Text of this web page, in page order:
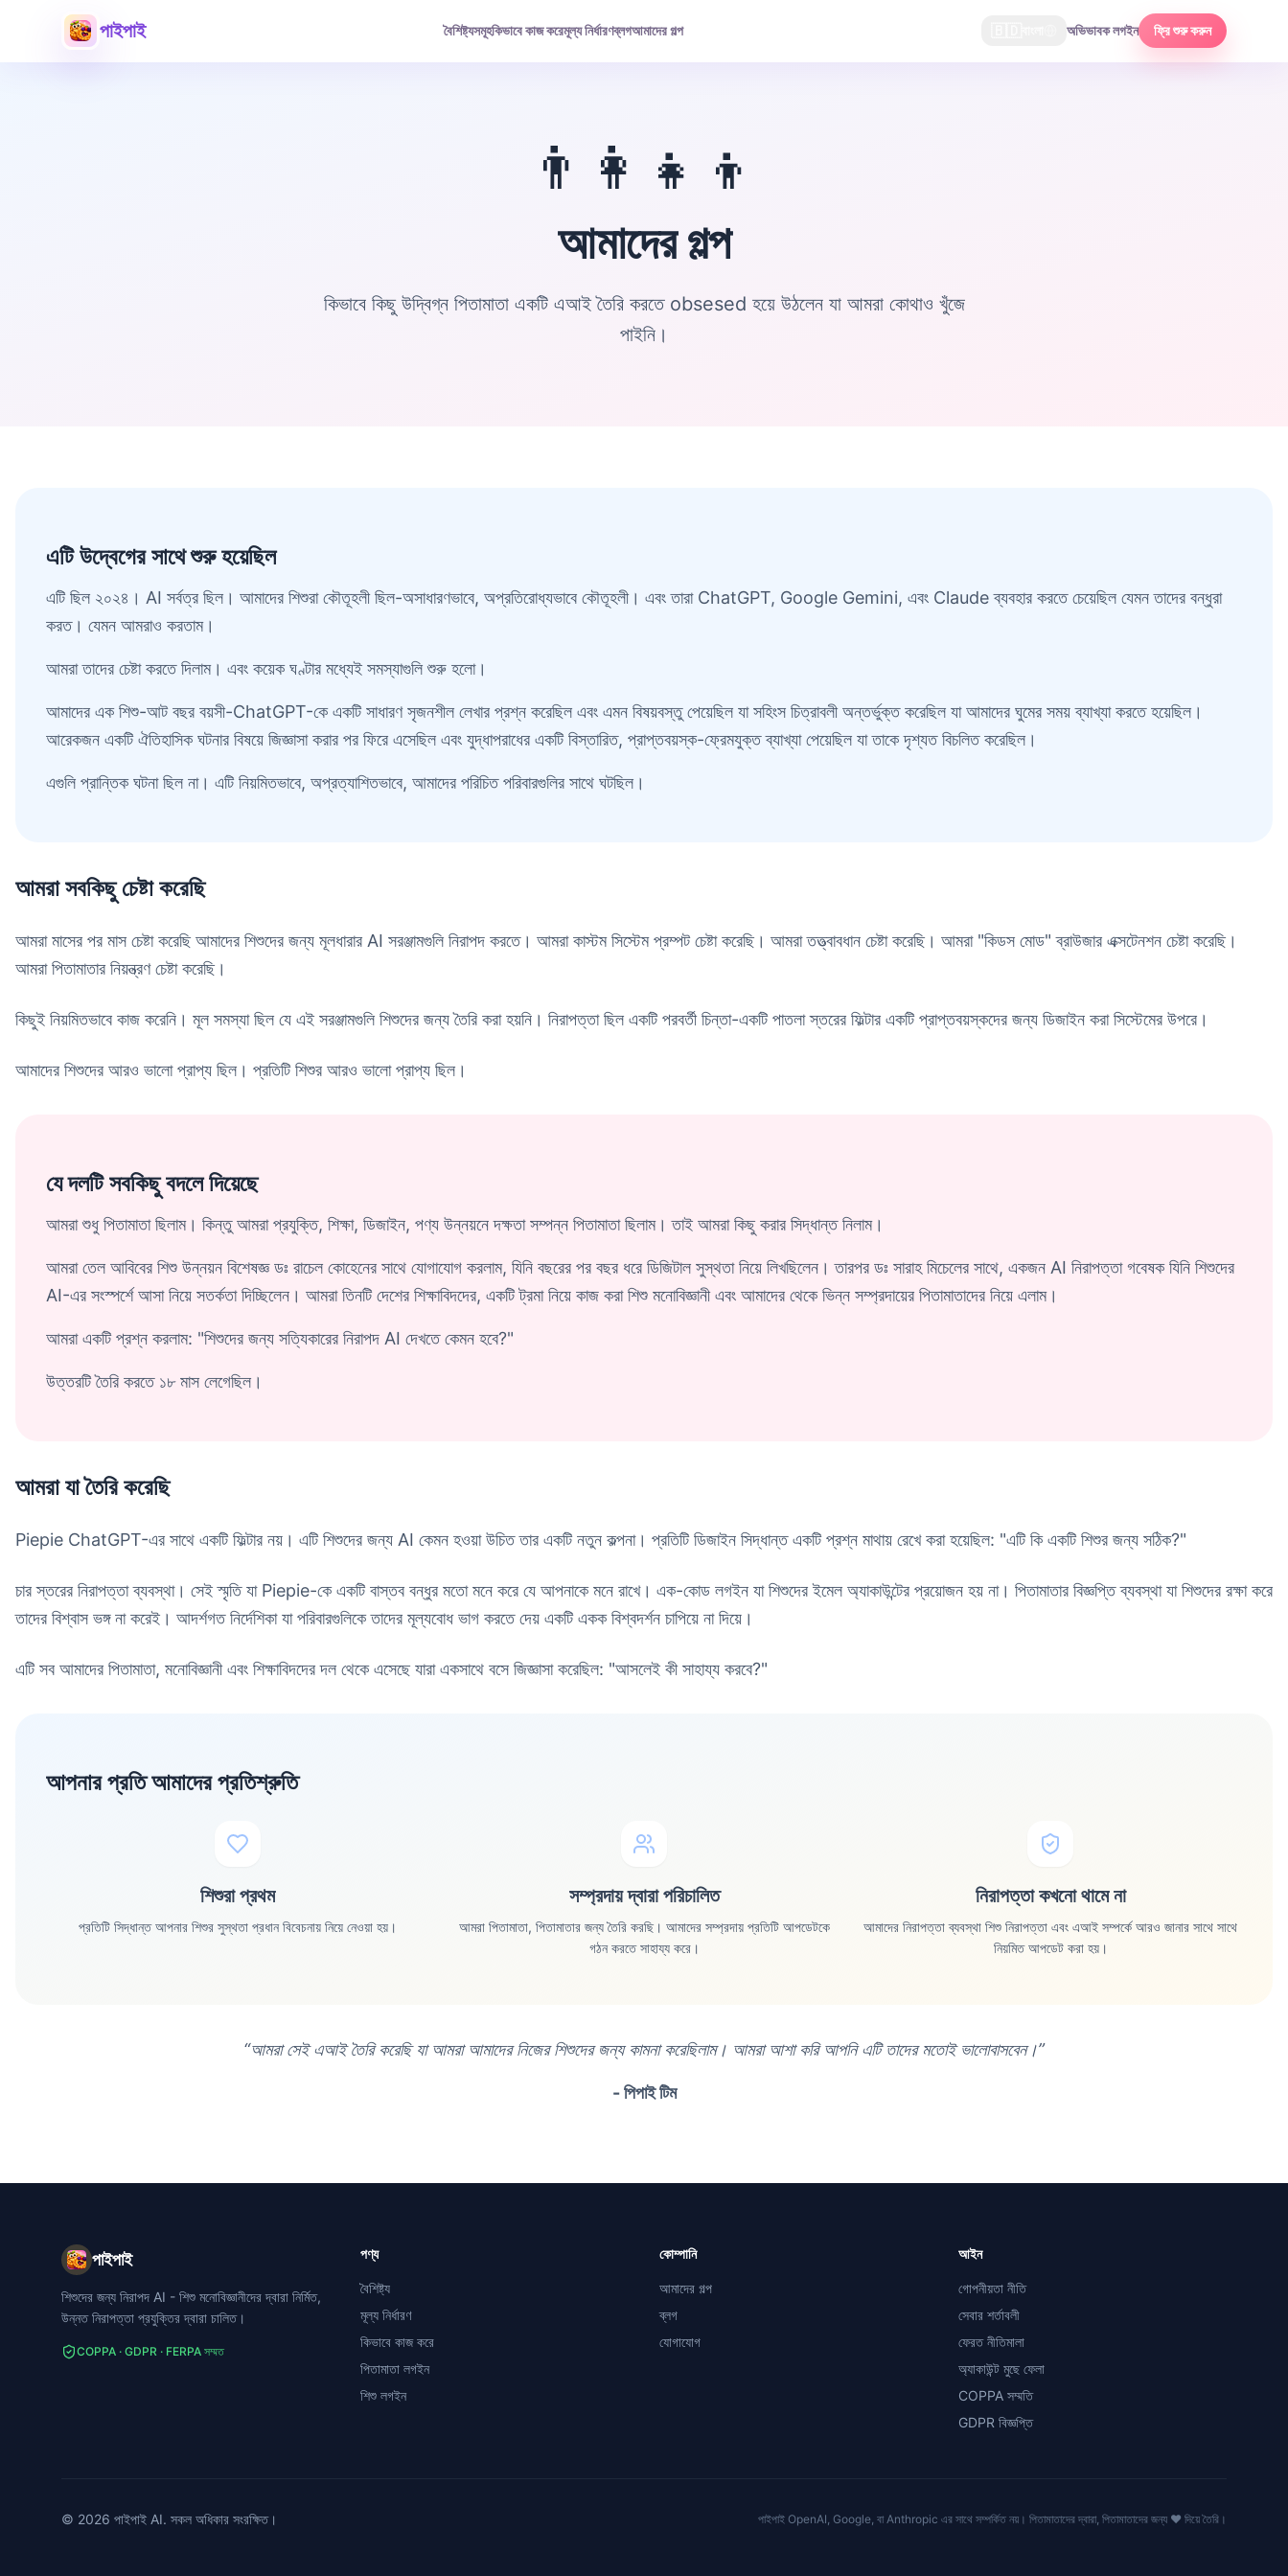
পাইপাই বৈশিষ্ট্যসমূহকিভাবে কাজ করেমূল্য নির্ধারণব্লগআমাদের গল্প অভিভাবক লগইন ফ্রি শুরু করুন
👨‍👩‍👧‍👦
আমাদের গল্প
কিভাবে কিছু উদ্বিগ্ন পিতামাতা একটি এআই তৈরি করতে obsesed হয়ে উঠলেন যা আমরা কোথাও খুঁজে
পাইনি।
এটি উদ্বেগের সাথে শুরু হয়েছিল
এটি ছিল ২০২৪। AI সর্বত্র ছিল। আমাদের শিশুরা কৌতূহলী ছিল-অসাধারণভাবে, অপ্রতিরোধ্যভাবে কৌতূহলী। এবং তারা ChatGPT, Google Gemini, এবং Claude ব্যবহার করতে চেয়েছিল যেমন তাদের বন্ধুরা
করত। যেমন আমরাও করতাম।
আমরা তাদের চেষ্টা করতে দিলাম। এবং কয়েক ঘণ্টার মধ্যেই সমস্যাগুলি শুরু হলো।
আমাদের এক শিশু-আট বছর বয়সী-ChatGPT-কে একটি সাধারণ সৃজনশীল লেখার প্রশ্ন করেছিল এবং এমন বিষয়বস্তু পেয়েছিল যা সহিংস চিত্রাবলী অন্তর্ভুক্ত করেছিল যা আমাদের ঘুমের সময় ব্যাখ্যা করতে হয়েছিল।
আরেকজন একটি ঐতিহাসিক ঘটনার বিষয়ে জিজ্ঞাসা করার পর ফিরে এসেছিল এবং যুদ্ধাপরাধের একটি বিস্তারিত, প্রাপ্তবয়স্ক-ফ্রেমযুক্ত ব্যাখ্যা পেয়েছিল যা তাকে দৃশ্যত বিচলিত করেছিল।
এগুলি প্রান্তিক ঘটনা ছিল না। এটি নিয়মিতভাবে, অপ্রত্যাশিতভাবে, আমাদের পরিচিত পরিবারগুলির সাথে ঘটছিল।
আমরা সবকিছু চেষ্টা করেছি
আমরা মাসের পর মাস চেষ্টা করেছি আমাদের শিশুদের জন্য মূলধারার AI সরঞ্জামগুলি নিরাপদ করতে। আমরা কাস্টম সিস্টেম প্রম্পট চেষ্টা করেছি। আমরা তত্ত্বাবধান চেষ্টা করেছি। আমরা "কিডস মোড" ব্রাউজার এক্সটেনশন চেষ্টা করেছি।
আমরা পিতামাতার নিয়ন্ত্রণ চেষ্টা করেছি।
কিছুই নিয়মিতভাবে কাজ করেনি। মূল সমস্যা ছিল যে এই সরঞ্জামগুলি শিশুদের জন্য তৈরি করা হয়নি। নিরাপত্তা ছিল একটি পরবর্তী চিন্তা-একটি পাতলা স্তরের ফিল্টার একটি প্রাপ্তবয়স্কদের জন্য ডিজাইন করা সিস্টেমের উপরে।
আমাদের শিশুদের আরও ভালো প্রাপ্য ছিল। প্রতিটি শিশুর আরও ভালো প্রাপ্য ছিল।
যে দলটি সবকিছু বদলে দিয়েছে
আমরা শুধু পিতামাতা ছিলাম। কিন্তু আমরা প্রযুক্তি, শিক্ষা, ডিজাইন, পণ্য উন্নয়নে দক্ষতা সম্পন্ন পিতামাতা ছিলাম। তাই আমরা কিছু করার সিদ্ধান্ত নিলাম।
আমরা তেল আবিবের শিশু উন্নয়ন বিশেষজ্ঞ ডঃ রাচেল কোহেনের সাথে যোগাযোগ করলাম, যিনি বছরের পর বছর ধরে ডিজিটাল সুস্থতা নিয়ে লিখছিলেন। তারপর ডঃ সারাহ মিচেলের সাথে, একজন AI নিরাপত্তা গবেষক যিনি শিশুদের
AI-এর সংস্পর্শে আসা নিয়ে সতর্কতা দিচ্ছিলেন। আমরা তিনটি দেশের শিক্ষাবিদদের, একটি ট্রমা নিয়ে কাজ করা শিশু মনোবিজ্ঞানী এবং আমাদের থেকে ভিন্ন সম্প্রদায়ের পিতামাতাদের নিয়ে এলাম।
আমরা একটি প্রশ্ন করলাম: "শিশুদের জন্য সত্যিকারের নিরাপদ AI দেখতে কেমন হবে?"
উত্তরটি তৈরি করতে ১৮ মাস লেগেছিল।
আমরা যা তৈরি করেছি
Piepie ChatGPT-এর সাথে একটি ফিল্টার নয়। এটি শিশুদের জন্য AI কেমন হওয়া উচিত তার একটি নতুন কল্পনা। প্রতিটি ডিজাইন সিদ্ধান্ত একটি প্রশ্ন মাথায় রেখে করা হয়েছিল: "এটি কি একটি শিশুর জন্য সঠিক?"
চার স্তরের নিরাপত্তা ব্যবস্থা। সেই স্মৃতি যা Piepie-কে একটি বাস্তব বন্ধুর মতো মনে করে যে আপনাকে মনে রাখে। এক-কোড লগইন যা শিশুদের ইমেল অ্যাকাউন্টের প্রয়োজন হয় না। পিতামাতার বিজ্ঞপ্তি ব্যবস্থা যা শিশুদের রক্ষা করে
তাদের বিশ্বাস ভঙ্গ না করেই। আদর্শগত নির্দেশিকা যা পরিবারগুলিকে তাদের মূল্যবোধ ভাগ করতে দেয় একটি একক বিশ্বদর্শন চাপিয়ে না দিয়ে।
এটি সব আমাদের পিতামাতা, মনোবিজ্ঞানী এবং শিক্ষাবিদদের দল থেকে এসেছে যারা একসাথে বসে জিজ্ঞাসা করেছিল: "আসলেই কী সাহায্য করবে?"
আপনার প্রতি আমাদের প্রতিশ্রুতি
শিশুরা প্রথম
প্রতিটি সিদ্ধান্ত আপনার শিশুর সুস্থতা প্রধান বিবেচনায় নিয়ে নেওয়া হয়।
সম্প্রদায় দ্বারা পরিচালিত
আমরা পিতামাতা, পিতামাতার জন্য তৈরি করছি। আমাদের সম্প্রদায় প্রতিটি আপডেটকে
গঠন করতে সাহায্য করে।
নিরাপত্তা কখনো থামে না
আমাদের নিরাপত্তা ব্যবস্থা শিশু নিরাপত্তা এবং এআই সম্পর্কে আরও জানার সাথে সাথে
নিয়মিত আপডেট করা হয়।
“আমরা সেই এআই তৈরি করেছি যা আমরা আমাদের নিজের শিশুদের জন্য কামনা করেছিলাম। আমরা আশা করি আপনি এটি তাদের মতোই ভালোবাসবেন।”
- পিপাই টিম
পাইপাই
শিশুদের জন্য নিরাপদ AI - শিশু মনোবিজ্ঞানীদের দ্বারা নির্মিত,
উন্নত নিরাপত্তা প্রযুক্তির দ্বারা চালিত।
COPPA · GDPR · FERPA সম্মত
পণ্য
বৈশিষ্ট্য
মূল্য নির্ধারণ
কিভাবে কাজ করে
পিতামাতা লগইন
শিশু লগইন
কোম্পানি
আমাদের গল্প
ব্লগ
যোগাযোগ
আইন
গোপনীয়তা নীতি
সেবার শর্তাবলী
ফেরত নীতিমালা
অ্যাকাউন্ট মুছে ফেলা
COPPA সম্মতি
GDPR বিজ্ঞপ্তি
© 2026 পাইপাই AI. সকল অধিকার সংরক্ষিত। পাইপাই OpenAI, Google, বা Anthropic এর সাথে সম্পর্কিত নয়। পিতামাতাদের দ্বারা, পিতামাতাদের জন্য ❤️ দিয়ে তৈরি।